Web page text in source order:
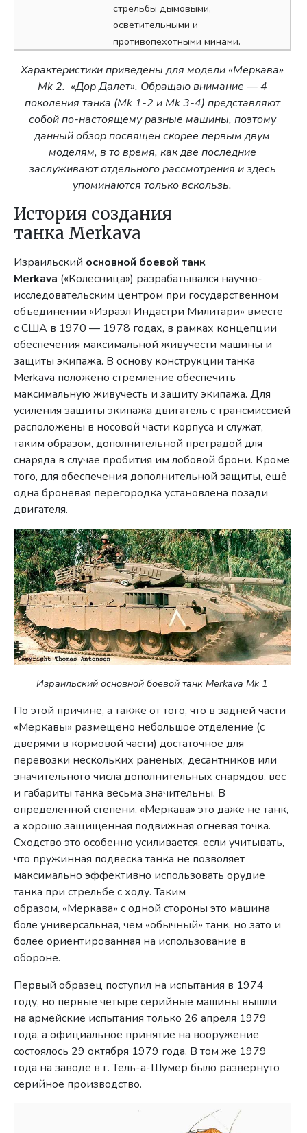
стрельбы дымовыми,
осветительными и
противопехотными минами.
Характеристики приведены для модели «Меркава»
Mk 2. «Дор Далет». Обращаю внимание — 4
поколения танка (Mk 1-2 и Mk 3-4) представляют
собой по-настоящему разные машины, поэтому
данный обзор посвящен скорее первым двум
моделям, в то время, как две последние
заслуживают отдельного рассмотрения и здесь
упоминаются только вскользь.
История создания
танка Merkava
Израильский основной боевой танк
Merkava («Колесница») разрабатывался научно-
исследовательским центром при государственном
объединении «Израэл Индастри Милитари» вместе
с США в 1970 — 1978 годах, в рамках концепции
обеспечения максимальной живучести машины и
защиты экипажа. В основу конструкции танка
Merkava положено стремление обеспечить
максимальную живучесть и защиту экипажа. Для
усиления защиты экипажа двигатель с трансмиссией
расположены в носовой части корпуса и служат,
таким образом, дополнительной преградой для
снаряда в случае пробития им лобовой брони. Кроме
того, для обеспечения дополнительной защиты, ещё
одна броневая перегородка установлена позади
двигателя.
Израильский основной боевой танк Merkava Mk 1
По этой причине, а также от того, что в задней части
«Меркавы» размещено небольшое отделение (с
дверями в кормовой части) достаточное для
перевозки нескольких раненых, десантников или
значительного числа дополнительных снарядов, вес
и габариты танка весьма значительны. В
определенной степени, «Меркава» это даже не танк,
а хорошо защищенная подвижная огневая точка.
Сходство это особенно усиливается, если учитывать,
что пружинная подвеска танка не позволяет
максимально эффективно использовать орудие
танка при стрельбе с ходу. Таким
образом, «Меркава» с одной стороны это машина
боле универсальная, чем «обычный» танк, но зато и
более ориентированная на использование в
обороне.
Первый образец поступил на испытания в 1974
году, но первые четыре серийные машины вышли
на армейские испытания только 26 апреля 1979
года, а официальное принятие на вооружение
состоялось 29 октября 1979 года. В том же 1979
года на заводе в г. Тель-а-Шумер было развернуто
серийное производство.